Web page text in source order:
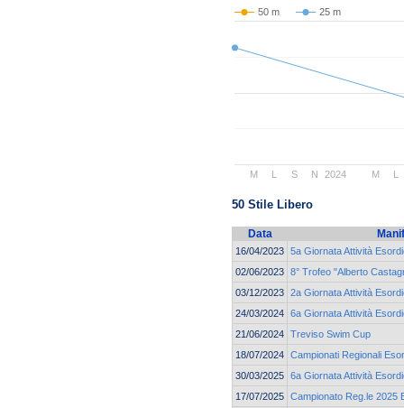
50 m 25 m
2024
M L S N M L
50 Stile Libero
Data
16/04/2023 5a Giornata Attività
02/06/2023 8° Trofeo "Alberto
03/12/2023 2a Giornata Attività
24/03/2024 6a Giornata Attività
21/06/2024 Treviso Swim Cup
18/07/2024 Campionati Regionali
30/03/2025 6a Giornata Attività
17/07/2025 Campionato Reg.le 2025